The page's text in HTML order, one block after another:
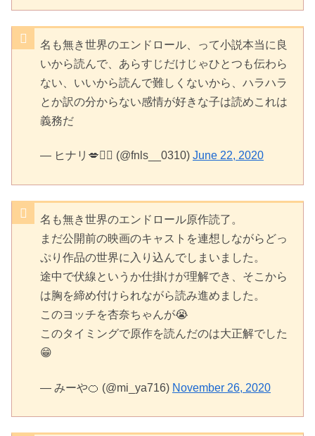
名も無き世界のエンドロール、って小説本当に良
いから読んで、あらすじだけじゃひとつも伝わら
ない、いいから読んで難しくないから、ハラハラ
とか訳の分からない感情が好きな子は読めこれは
義務だ
— ヒナリ💋🏴‍☠️ (@fnls__0310) June 22, 2020
名も無き世界のエンドロール原作読了。
まだ公開前の映画のキャストを連想しながらどっ
ぷり作品の世界に入り込んでしまいました。
途中で伏線というか仕掛けが理解でき、そこから
は胸を締め付けられながら読み進めました。
このヨッチを杏奈ちゃんが😭
このタイミングで原作を読んだのは大正解でした
😁
— みーや🍊 (@mi_ya716) November 26, 2020